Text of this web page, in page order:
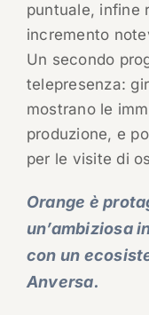
puntuale, infine
incremento
Un secondo
telepresenza:
mostrano le
produzione, e
per le visite di
Orange è
un’ambiziosa
con un
Anversa.